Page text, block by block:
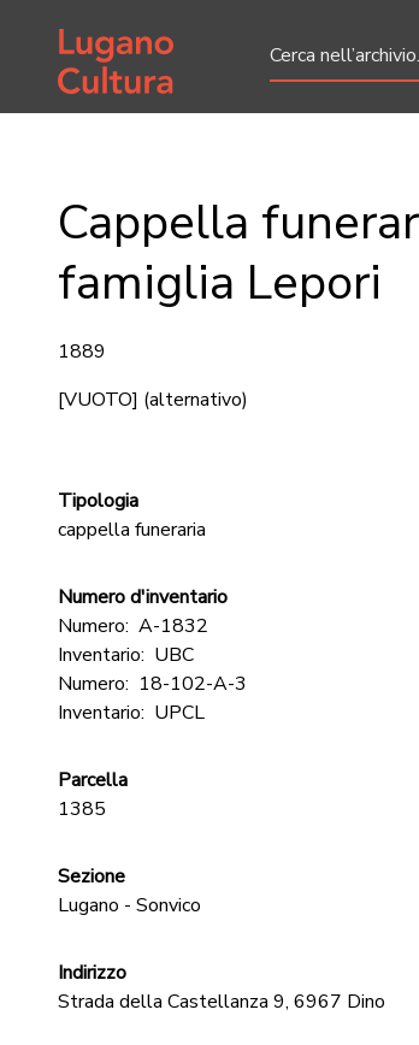
Home page
Cappella
famiglia Lepori
1889
[VUOTO] (alternativo)
Tipologia
cappella funeraria
Numero d'inventario
Numero: A-1832
Inventario: UBC
Numero: 18-102-A-3
Inventario: UPCL
Parcella
1385
Sezione
Lugano - Sonvico
Indirizzo
Strada della Castellanza 9, 6967 Dino